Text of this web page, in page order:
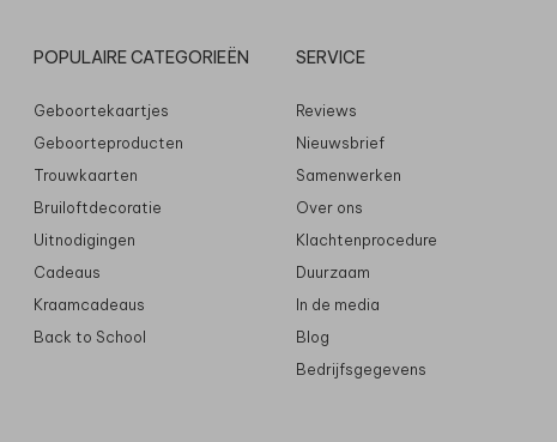
POPULAIRE CATEGORIEËN
Geboortekaartjes
Geboorteproducten
Trouwkaarten
Bruiloftdecoratie
Uitnodigingen
Cadeaus
Kraamcadeaus
Back to School
SERVICE
Reviews
Nieuwsbrief
Samenwerken
Over ons
Klachtenprocedure
Duurzaam
In de media
Blog
Bedrijfsgegevens